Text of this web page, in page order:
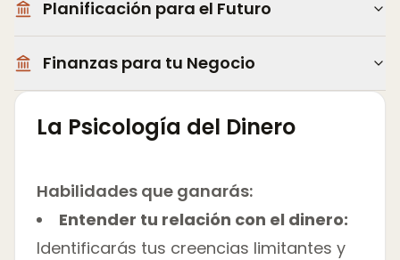
Planificación para el Futuro
Finanzas para tu Negocio
La Psicología del Dinero
Habilidades que ganarás:
Entender tu relación con el dinero:
Identificarás tus creencias limitantes y